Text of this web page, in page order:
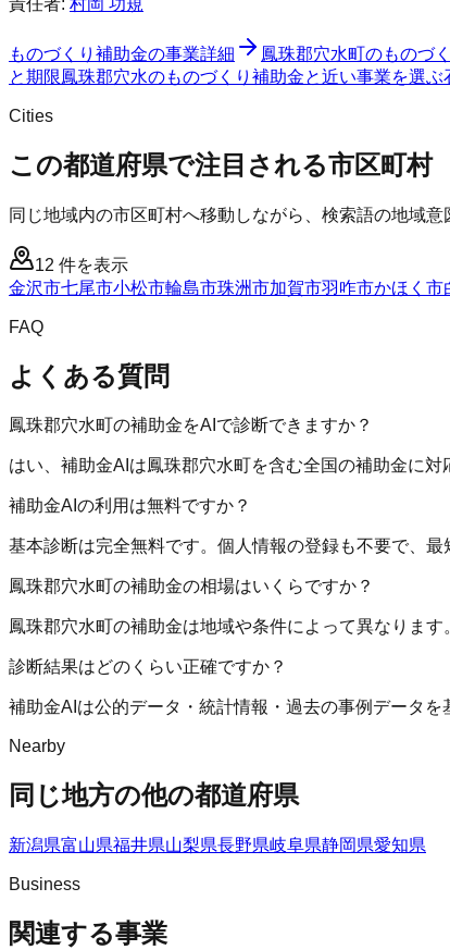
ものづくり補助金の事業詳細 鳳珠郡穴水町のものづ
と期限鳳珠郡穴水のものづくり補助金と近い事業を選ぶ
Cities
この都道府県で注目される市区町村
同じ地域内の市区町村へ移動しながら、検索語の地域意
12 件を表示
金沢市七尾市小松市輪島市珠洲市加賀市羽咋市かほく市
FAQ
よくある質問
鳳珠郡穴水町の補助金をAIで診断できますか？
はい、補助金AIは鳳珠郡穴水町を含む全国の補助金に
補助金AIの利用は無料ですか？
基本診断は完全無料です。個人情報の登録も不要で、最
鳳珠郡穴水町の補助金の相場はいくらですか？
鳳珠郡穴水町の補助金は地域や条件によって異なりま
診断結果はどのくらい正確ですか？
補助金AIは公的データ・統計情報・過去の事例データ
Nearby
同じ地方の他の都道府県
新潟県富山県福井県山梨県長野県岐阜県静岡県愛知県
Business
関連する事業